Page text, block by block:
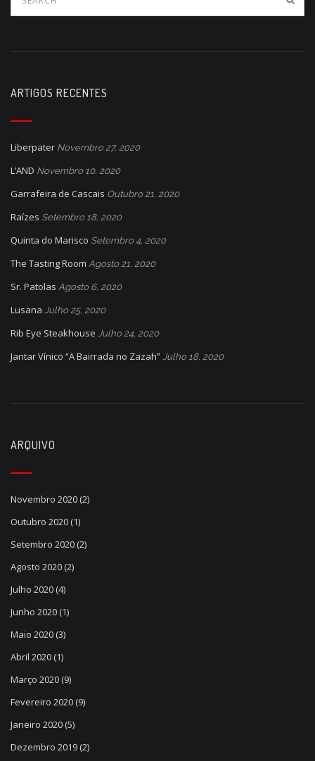
n
a
i
g
a
t
i
o
n
ARTIGOS RECENTES
Liberpater Novembro 27, 2020
L’AND Novembro 10, 2020
Garrafeira de Cascais Outubro 21, 2020
Raízes Setembro 18, 2020
Quinta do Marisco Setembro 4, 2020
The Tasting Room Agosto 21, 2020
Sr. Patolas Agosto 6, 2020
Lusana Julho 25, 2020
Rib Eye Steakhouse Julho 24, 2020
Jantar Vínico “A Bairrada no Zazah” Julho 18, 2020
ARQUIVO
Novembro 2020 (2)
Outubro 2020 (1)
Setembro 2020 (2)
Agosto 2020 (2)
Julho 2020 (4)
Junho 2020 (1)
Maio 2020 (3)
Abril 2020 (1)
Março 2020 (9)
Fevereiro 2020 (9)
Janeiro 2020 (5)
Dezembro 2019 (2)